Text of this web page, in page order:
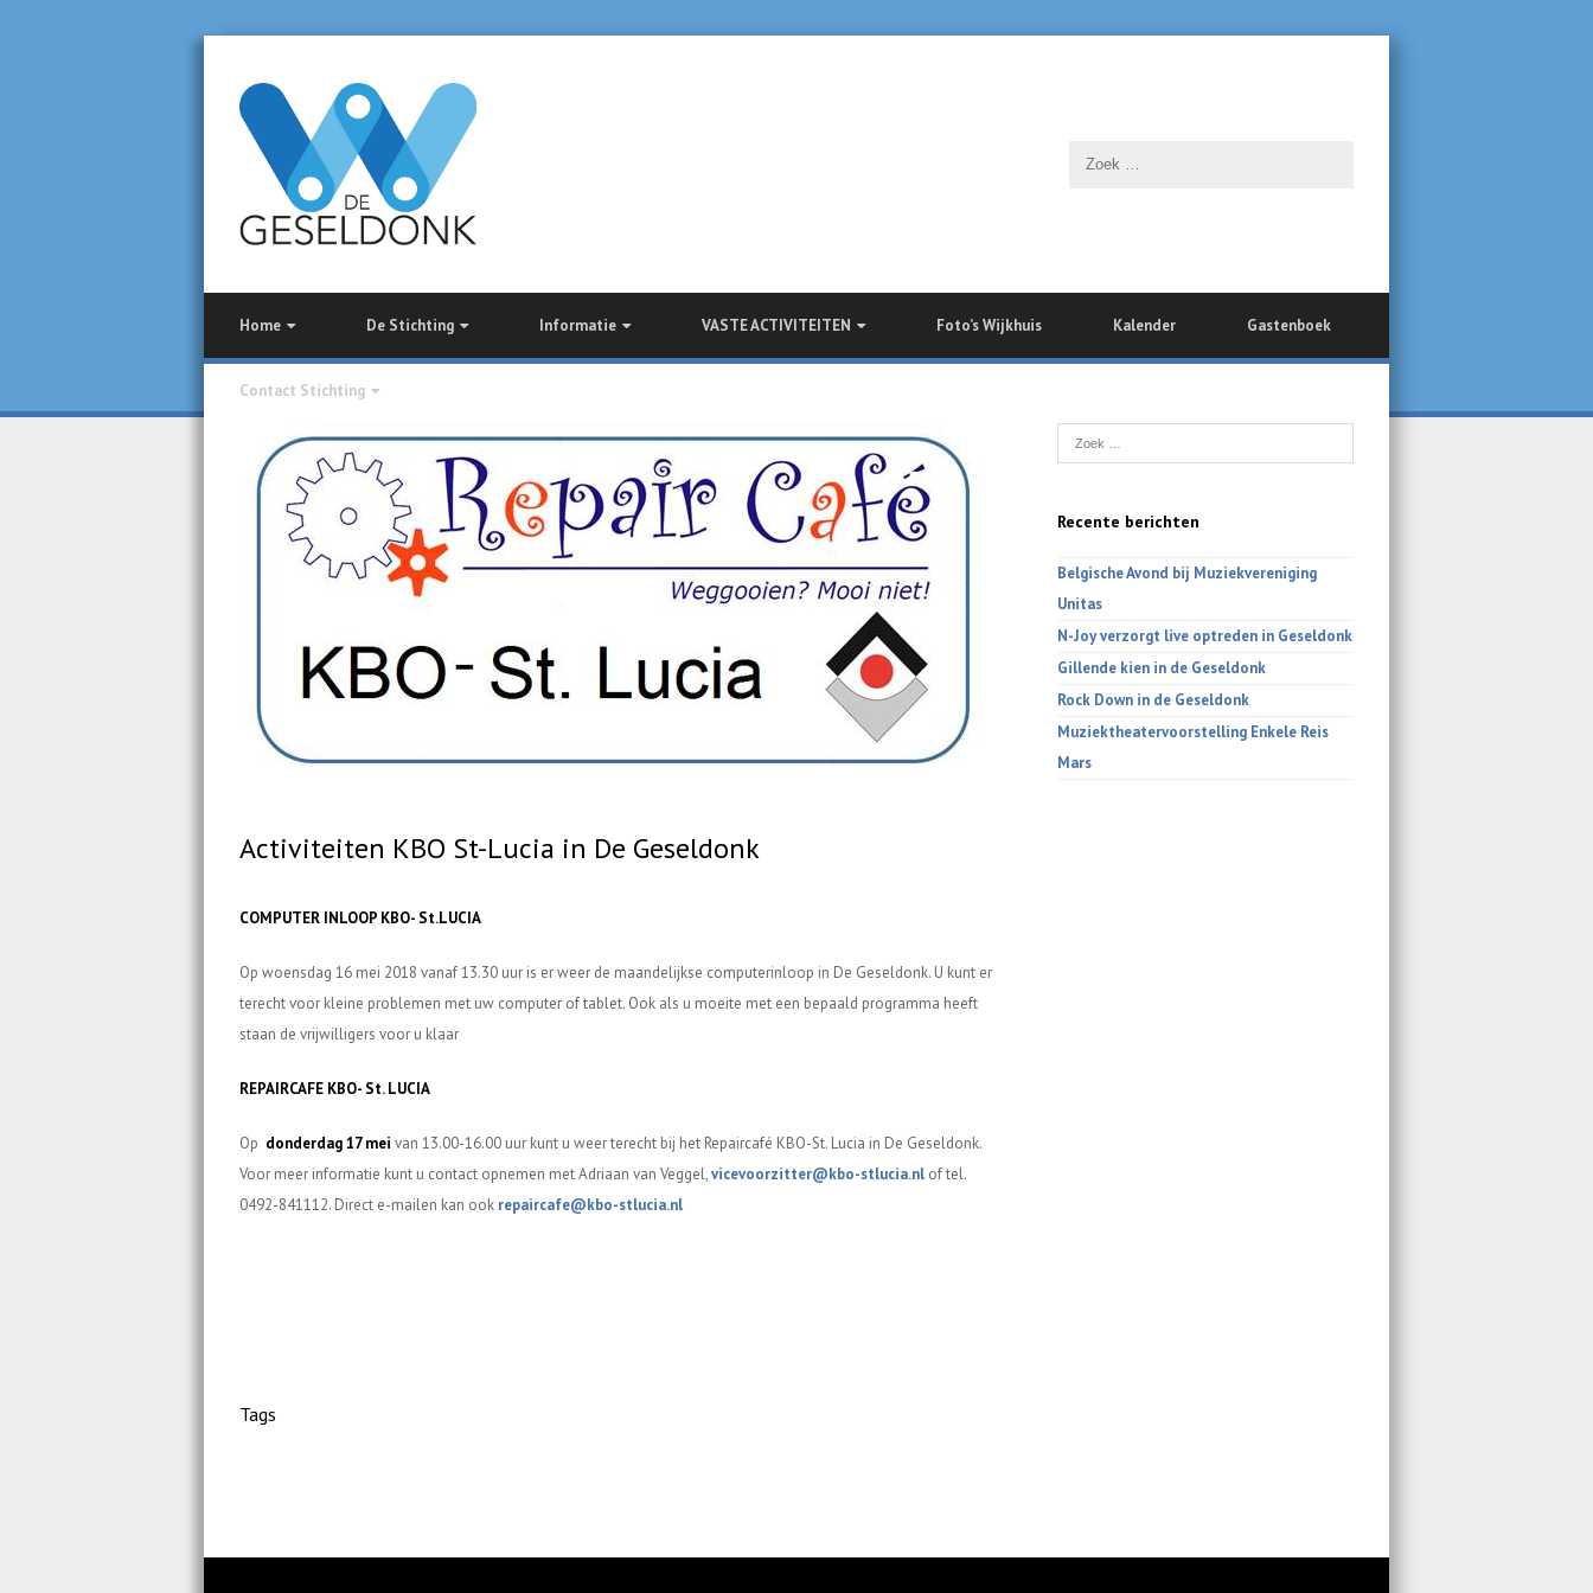
Home De Stichting Informatie VASTE ACTIVITEITEN Foto’s Wijkhuis Kalender Gastenboek
Contact Stichting
Activiteiten KBO St-Lucia in De Geseldonk
COMPUTER INLOOP KBO- St.LUCIA
Op woensdag 16 mei 2018 vanaf 13.30 uur is er weer de maandelijkse computerinloop in De Geseldonk. U kunt er
terecht voor kleine problemen met uw computer of tablet. Ook als u moeite met een bepaald programma heeft
staan de vrijwilligers voor u klaar
REPAIRCAFE KBO- St. LUCIA
Op donderdag 17 mei van 13.00-16.00 uur kunt u weer terecht bij het Repaircafé KBO-St. Lucia in De Geseldonk.
Voor meer informatie kunt u contact opnemen met Adriaan van Veggel,vicevoorzitter@kbo-stlucia.nl of tel.
0492-841112. Direct e-mailen kan ook repaircafe@kbo-stlucia.nl
Tags
Recente berichten
Belgische Avond bij Muziekvereniging
Unitas
N-Joy verzorgt live optreden in Geseldonk
Gillende kien in de Geseldonk
Rock Down in de Geseldonk
Muziektheatervoorstelling Enkele Reis
Mars